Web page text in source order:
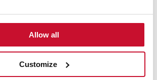
Allow all
Customize